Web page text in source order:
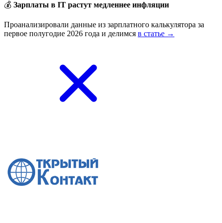
💰 Зарплаты в IT растут медленнее инфляции
Проанализировали данные из зарплатного калькулятора за
первое полугодие 2026 года и делимся в статье →